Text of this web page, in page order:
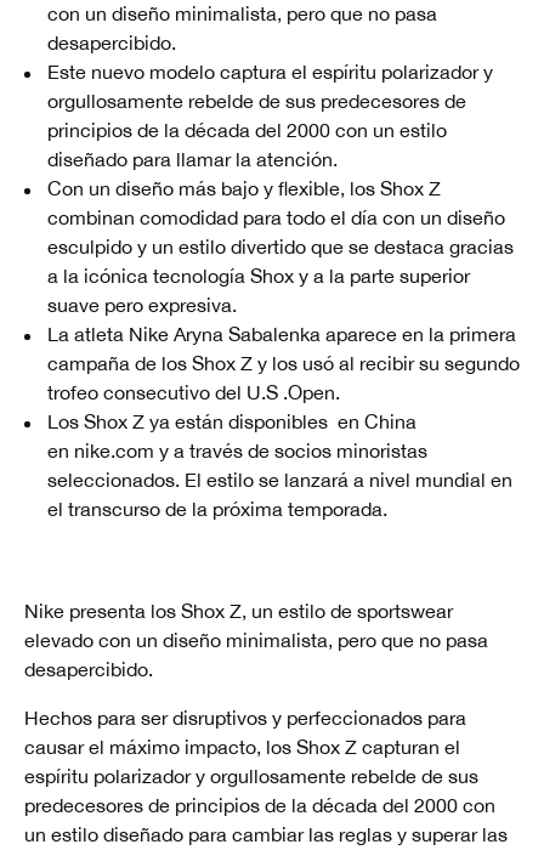
con un diseño minimalista, pero que no pasa
desapercibido.
Este nuevo modelo captura el espíritu polarizador y
orgullosamente rebelde de sus predecesores de
principios de la década del 2000 con un estilo
diseñado para llamar la atención.
Con un diseño más bajo y flexible, los Shox Z
combinan comodidad para todo el día con un diseño
esculpido y un estilo divertido que se destaca gracias
a la icónica tecnología Shox y a la parte superior
suave pero expresiva.
La atleta Nike Aryna Sabalenka aparece en la primera
campaña de los Shox Z y los usó al recibir su segundo
trofeo consecutivo del U.S .Open.
Los Shox Z ya están disponibles en China
en nike.com y a través de socios minoristas
seleccionados. El estilo se lanzará a nivel mundial en
el transcurso de la próxima temporada.
Nike presenta los Shox Z, un estilo de sportswear
elevado con un diseño minimalista, pero que no pasa
desapercibido.
Hechos para ser disruptivos y perfeccionados para
causar el máximo impacto, los Shox Z capturan el
espíritu polarizador y orgullosamente rebelde de sus
predecesores de principios de la década del 2000 con
un estilo diseñado para cambiar las reglas y superar las